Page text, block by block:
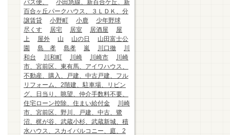
バス便、
小田急線、新百合ケ丘、新
百合ヶ丘パークハウス、３ＬＤＫ、分
譲賃貸
小野町 小鹿
少年野球
尽くす
居宅 居室 居酒屋
屋
上
屋外 山 山の日
山田富士公
園
島 孝 島孝 嵐 川口徹
川
和台
川和町 川崎 川崎市
川崎
市、宮前区、東有馬、アイワハウス、
不動産、購入、戸建、中古戸建、フル
リフォーム、2階建、駐車場、リビン
グ、日当り、眺望、仲介手数料不要、
住宅ローン控除、住まい給付金
川崎
市、宮前区、野川、戸建、中古、鷺
沼、梶が谷、武蔵小杉、武蔵新城、積
水ハウス、スカイバルコニー、庭、2